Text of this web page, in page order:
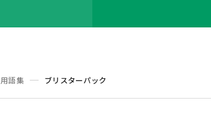
用語集 ブリスターパック